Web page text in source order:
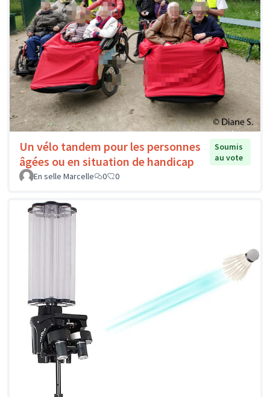
Un vélo tandem pour les personnes
âgées ou en situation de handicap
Soumis
au vote
En selle Marcelle
0 0